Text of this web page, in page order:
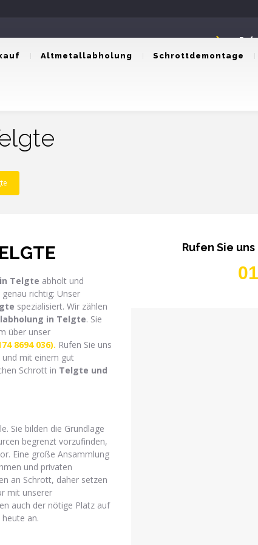
Altmetallabholung Schrottdemontage
Telgte abholt und
genau richtig: Unser
spezialisiert. Wir zählen
in Telgte. Sie
über unser
8694 036). Rufen Sie uns
und mit einem gut
Schrott in Telgte und
Sie bilden die Grundlage
begrenzt vorzufinden,
Eine große Ansammlung
und privaten
an Schrott, daher setzen
mit unserer
auch der nötige Platz auf
an.
Rufen Sie